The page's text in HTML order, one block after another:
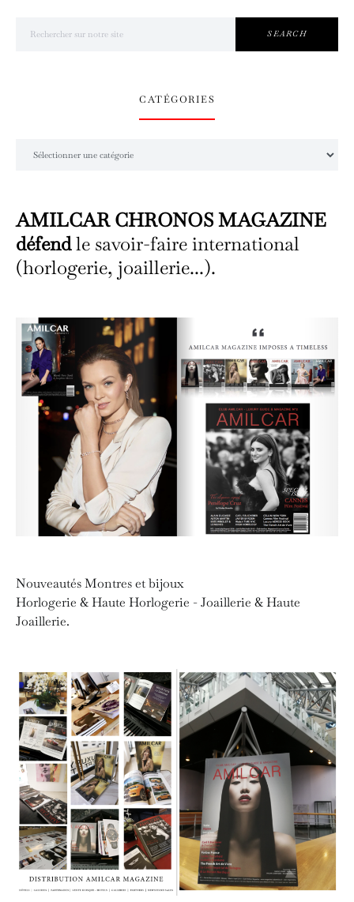
SEARCH
CATÉGORIES
AMILCAR CHRONOS MAGAZINE
défendle savoir-faire international
(horlogerie, joaillerie...).
Nouveautés Montres et bijoux
Horlogerie & Haute Horlogerie - Joaillerie & Haute
Joaillerie.